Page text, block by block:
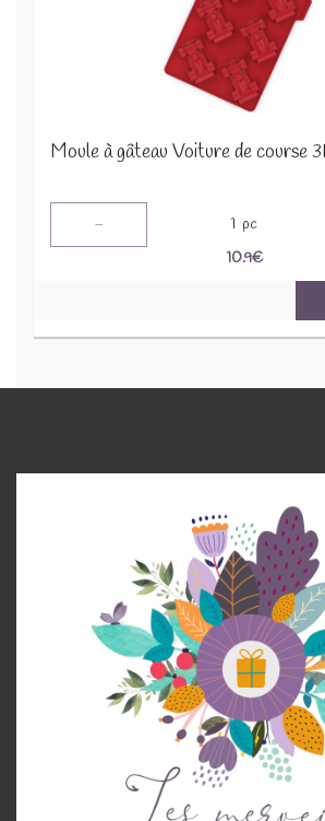
Moule à gâteau Voiture de course
- 1 pc
10.9€